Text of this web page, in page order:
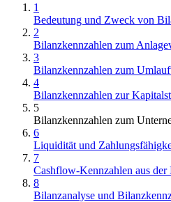
1
Bedeutung und Zweck von
2
Bilanzkennzahlen zum
3
Bilanzkennzahlen zum
4
Bilanzkennzahlen zur
5
Bilanzkennzahlen zum
6
Liquidität und
7
Cashflow-Kennzahlen aus der
8
Bilanzanalyse und